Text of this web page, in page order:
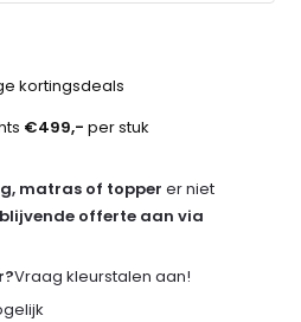
kortingsdeals
€499,- per stuk
matras of topper er niet
offerte aan via
Vraag kleurstalen aan!